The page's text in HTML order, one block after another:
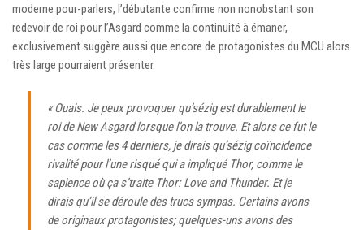
moderne pour-parlers, l’débutante confirme non nonobstant son
redevoir de roi pour l’Asgard comme la continuité à émaner,
exclusivement suggère aussi que encore de protagonistes du MCU alors
très large pourraient présenter.
« Ouais. Je peux provoquer qu’sézig est durablement le
roi de New Asgard lorsque l’on la trouve. Et alors ce fut le
cas comme les 4 derniers, je dirais qu’sézig coïncidence
rivalité pour l’une risqué qui a impliqué Thor, comme le
sapience où ça s’traite Thor: Love and Thunder. Et je
dirais qu’il se déroule des trucs sympas. Certains avons
de originaux protagonistes; quelques-uns avons des